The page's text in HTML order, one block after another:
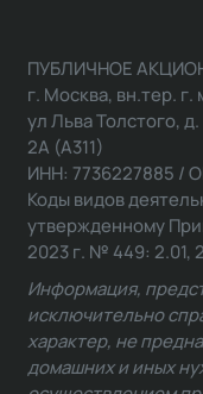
ПУБЛИЧНОЕ
г. Москва, вн.тер.
ул Льва Толстого,
2А (А311)
ИНН: 7736227885 /
Коды видов
утвержденному
2023 г. № 449: 2.01,
Информация,
исключительно
характер, не
домашних и иных